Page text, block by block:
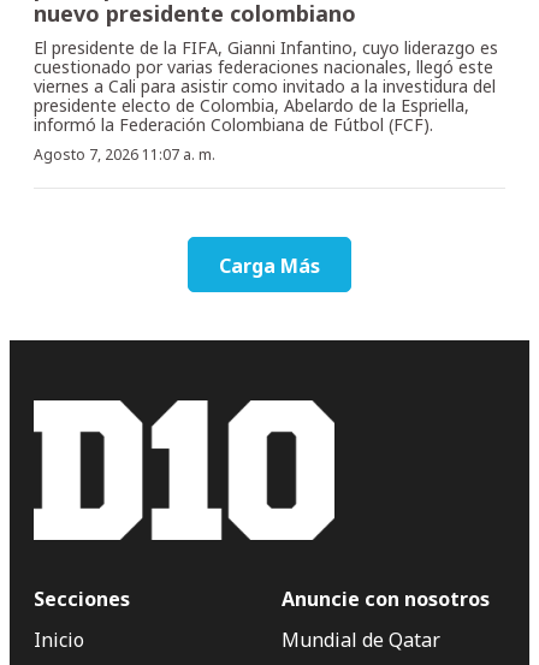
nuevo presidente colombiano
El presidente de la FIFA, Gianni Infantino, cuyo liderazgo es
cuestionado por varias federaciones nacionales, llegó este
viernes a Cali para asistir como invitado a la investidura del
presidente electo de Colombia, Abelardo de la Espriella,
informó la Federación Colombiana de Fútbol (FCF).
Agosto 7, 2026 11:07 a. m.
Carga Más
Secciones
Inicio
Anuncie con nosotros
Mundial de Qatar